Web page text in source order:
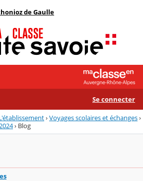
de Gaulle
Se connecter
›Voyages scolaires et échanges›
› Blog